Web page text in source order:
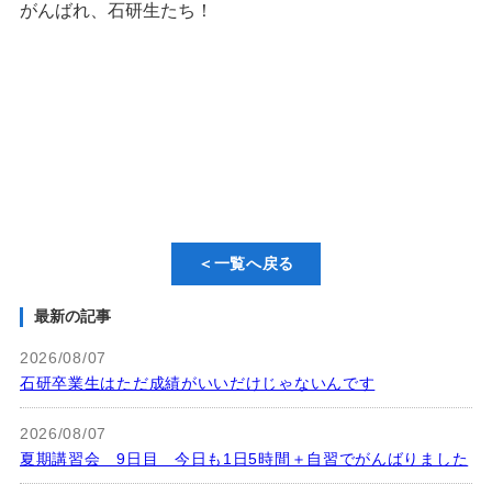
がんばれ、石研生たち！
＜一覧へ戻る
最新の記事
2026/08/07
石研卒業生はただ成績がいいだけじゃないんです
2026/08/07
夏期講習会 9日目 今日も1日5時間＋自習でがんばりました